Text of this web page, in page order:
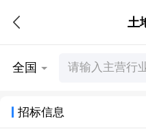
土
全国
招标信息